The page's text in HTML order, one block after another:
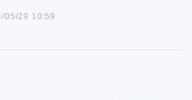
05/29 10:59